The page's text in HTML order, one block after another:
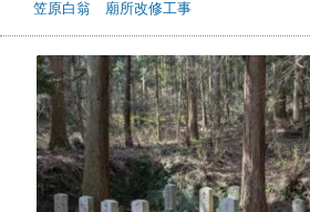
笠原白翁 廟所改修工事